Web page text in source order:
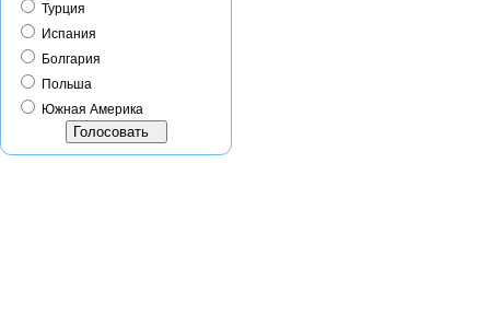
Турция
Испания
Болгария
Польша
Южная Америка